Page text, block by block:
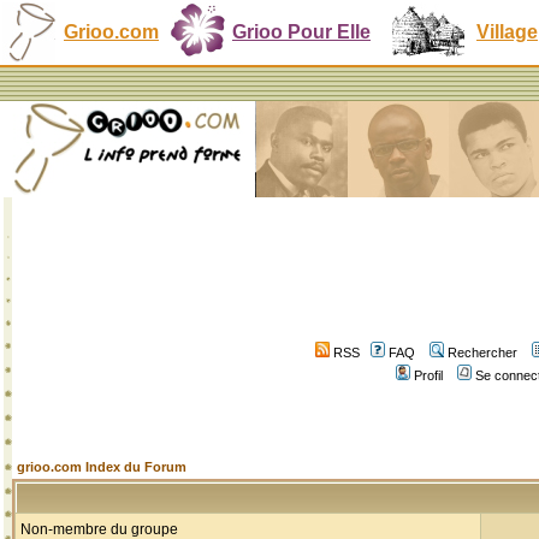
Grioo.com Grioo Pour Elle Village
RSS FAQ
Rechercher
Profil
Se
grioo.com Index du Forum
Non-membre du groupe